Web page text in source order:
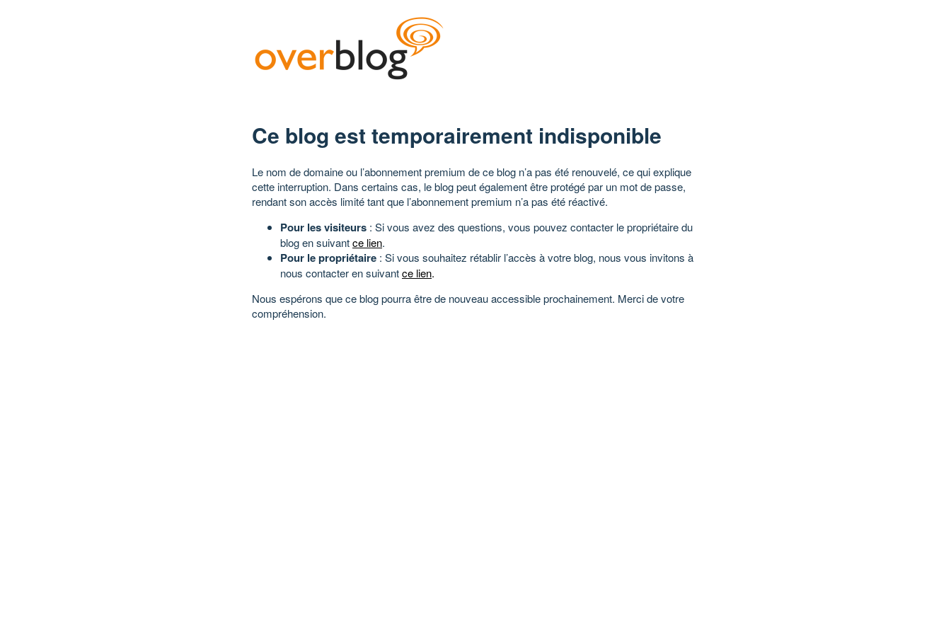
Ce blog est temporairement indisponible
Le nom de domaine ou l’abonnement premium de ce blog n’a pas été renouvelé, ce qui explique
cette interruption. Dans certains cas, le blog peut également être protégé par un mot de passe,
rendant son accès limité tant que l’abonnement premium n’a pas été réactivé.
Pour les visiteurs : Si vous avez des questions, vous pouvez contacter le propriétaire du
blog en suivantce lien.
Pour le propriétaire : Si vous souhaitez rétablir l’accès à votre blog, nous vous invitons à
nous contacter en suivantce lien.
Nous espérons que ce blog pourra être de nouveau accessible prochainement. Merci de votre
compréhension.